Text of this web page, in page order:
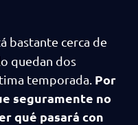
bastante cerca de
quedan dos
temporada. Por
seguramente no
qué pasará con